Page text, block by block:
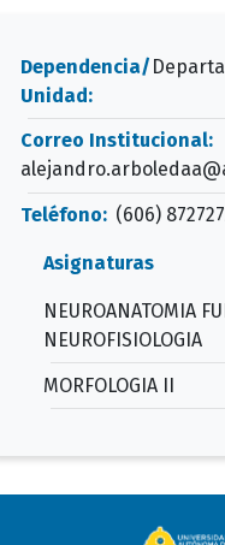
Dependencia/
Unidad:
Correo Institucional:
Teléfono: (606)
Asignaturas
NEUROANATOMIA
NEUROFISIOLOGIA
MORFOLOGIA II